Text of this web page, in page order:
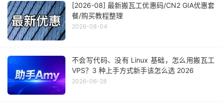
[2026-08] 最新搬瓦工优惠码/CN2 GIA优惠套
餐/购买教程整理
2026-08-04
不会写代码、没有 Linux 基础，怎么用搬瓦工
VPS？3 种上手方式新手该怎么选 2026
2026-06-28